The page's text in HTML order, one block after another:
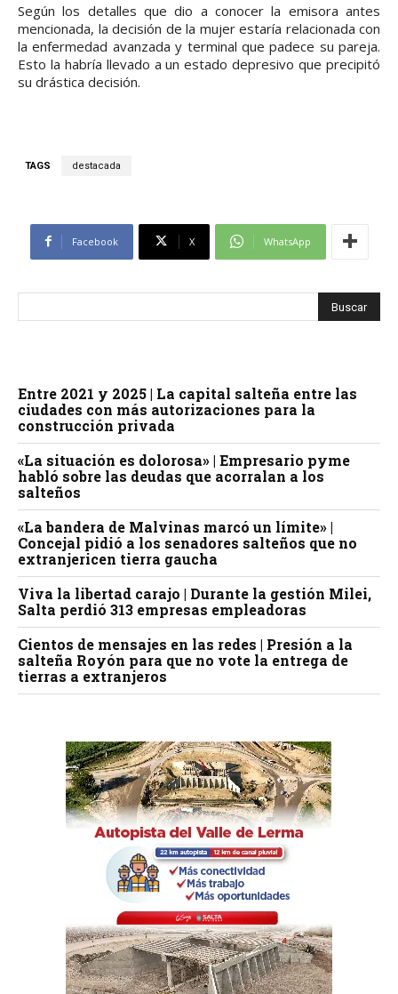
Según los detalles que dio a conocer la emisora antes
mencionada, la decisión de la mujer estaría relacionada con
la enfermedad avanzada y terminal que padece su pareja.
Esto la habría llevado a un estado depresivo que precipitó
su drástica decisión.
TAGS destacada
Facebook X WhatsApp
Entre 2021 y 2025 | La capital salteña entre las
ciudades con más autorizaciones para la
construcción privada
«La situación es dolorosa» | Empresario pyme
habló sobre las deudas que acorralan a los
salteños
«La bandera de Malvinas marcó un límite» |
Concejal pidió a los senadores salteños que no
extranjericen tierra gaucha
Viva la libertad carajo | Durante la gestión Milei,
Salta perdió 313 empresas empleadoras
Cientos de mensajes en las redes | Presión a la
salteña Royón para que no vote la entrega de
tierras a extranjeros